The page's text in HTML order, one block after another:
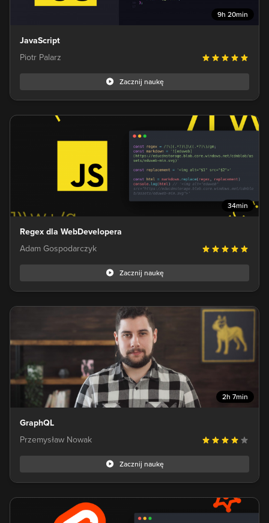
9h 20min
JavaScript
Piotr Palarz
Zacznij naukę
34min
Regex dla WebDevelopera
Adam Gospodarczyk
Zacznij naukę
2h 7min
GraphQL
Przemysław Nowak
Zacznij naukę